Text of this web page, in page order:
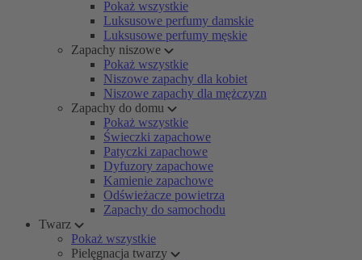
Pokaż wszystkie
Luksusowe perfumy damskie
Luksusowe perfumy męskie
Zapachy niszowe
Pokaż wszystkie
Niszowe zapachy dla kobiet
Niszowe zapachy dla mężczyzn
Zapachy do domu
Pokaż wszystkie
Świeczki zapachowe
Patyczki zapachowe
Dyfuzory zapachowe
Kamienie zapachowe
Odświeżacze powietrza
Zapachy do samochodu
Twarz
Pokaż wszystkie
Pielęgnacja twarzy